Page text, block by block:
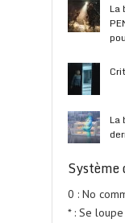
La
La
0 : No
* : Se